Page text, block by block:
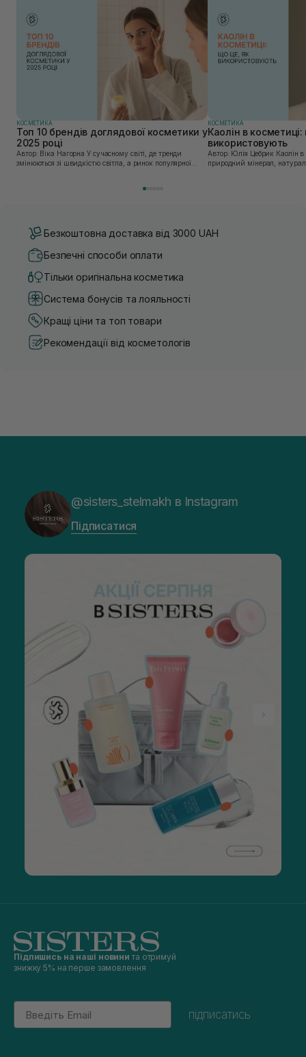
КОСМЕТИКА
Топ 10 брендів доглядової косметики у
2025 році
Автор: Віка Нагорна У сучасному світі, де тренди
змінюються зі швидкістю світла, а ринок популярної
КОСМЕТИКА
Каолін в
використовують
Автор: Юлія Цебрик Каолін в косметології – це
природний мінерал,
Безкоштовна доставка від 3000 UAH
Безпечні способи оплати
Тільки оригінальна косметика
Система бонусів та лояльності
Кращі ціни та топ товари
Рекомендації від косметологів
@sisters_stelmakh в Instagram
Підписатися
Підпишись на наші новини та отримуй
знижку 5% на перше замовлення
Email
підписатись